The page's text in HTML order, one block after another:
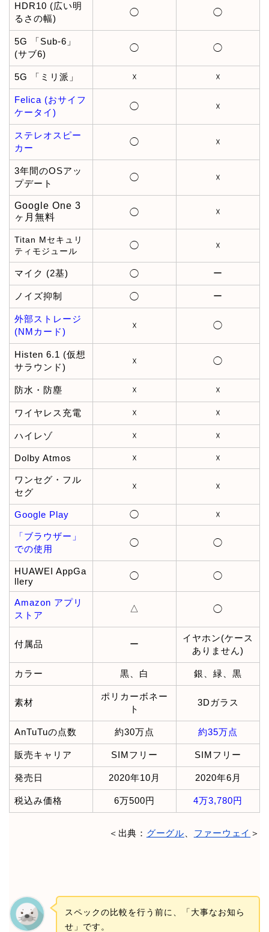
HDR10 (広い明
るさの幅)
◯ ◯
5G 「Sub-6」
(サブ6)
◯ ◯
5G 「ミリ派」 ☓ ☓
Felica (おサイフ
ケータイ)
◯ ☓
ステレオスピー
カー
◯ ☓
3年間のOSアッ
プデート
◯ ☓
Google One 3
ヶ月無料
◯ ☓
Titan Mセキュリ
ティモジュール
◯ ☓
マイク (2基) ◯ ー
ノイズ抑制 ◯ ー
外部ストレージ
(NMカード)
☓ ◯
Histen 6.1 (仮想
サラウンド)
☓ ◯
防水・防塵 ☓ ☓
ワイヤレス充電 ☓ ☓
ハイレゾ ☓ ☓
Dolby Atmos ☓ ☓
ワンセグ・フル
セグ
☓ ☓
Google Play ◯ ☓
「ブラウザー」
での使用
◯ ◯
HUAWEI AppGa
llery
◯ ◯
Amazon アプリ
ストア
△ ◯
付属品 ー
イヤホン(ケース
ありません)
カラー 黒、白 銀、緑、黒
素材
ポリカーボネー
ト
3Dガラス
AnTuTuの点数 約30万点 約35万点
販売キャリア SIMフリー SIMフリー
発売日 2020年10月 2020年6月
税込み価格 6万500円 4万3,780円
＜出典： グーグル ファーウェイ ＞
スペックの比較を行う前に、「大事なお知ら
せ」です。